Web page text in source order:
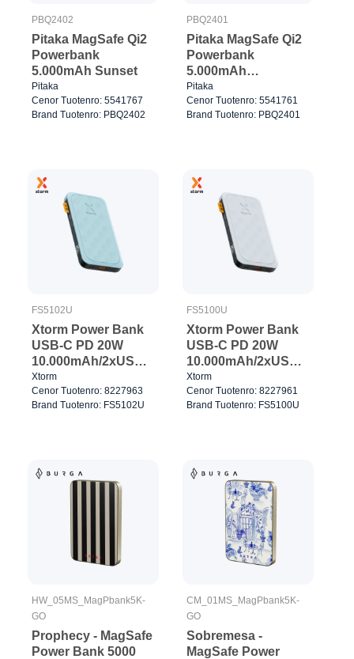
PBQ2402
Pitaka MagSafe Qi2
Powerbank
5.000mAh Sunset
Pitaka
Cenor Tuotenro: 5541767
Brand Tuotenro: PBQ2402
PBQ2401
Pitaka MagSafe Qi2
Powerbank
5.000mAh
Musta/Harmaa
Pitaka
Cenor Tuotenro: 5541761
Brand Tuotenro: PBQ2401
FS5102U
Xtorm Power Bank
USB-C PD 20W
10.000mAh/2xUSB-
C Sininen
Xtorm
Cenor Tuotenro: 8227963
Brand Tuotenro: FS5102U
FS5100U
Xtorm Power Bank
USB-C PD 20W
10.000mAh/2xUSB-
C Valk.
Xtorm
Cenor Tuotenro: 8227961
Brand Tuotenro: FS5100U
HW_05MS_MagPbank5K-
GO
Prophecy - MagSafe
Power Bank 5000
CM_01MS_MagPbank5K-
GO
Sobremesa -
MagSafe Power